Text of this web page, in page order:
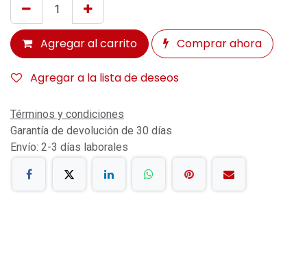
Agregar al carrito Comprar ahora
Agregar a la lista de deseos
Términos y condiciones
Garantía de devolución de 30 días
Envío: 2-3 días laborales